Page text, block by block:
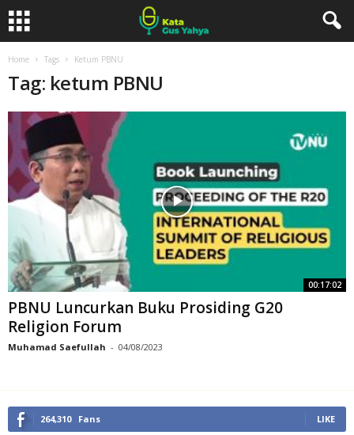
Home Tags Ketum PBNU
Tag: ketum PBNU
00:17:02
PBNU Luncurkan Buku Prosiding G20
Religion Forum
Muhamad Saefullah - 04/08/2023
264,310 Fans LIKE